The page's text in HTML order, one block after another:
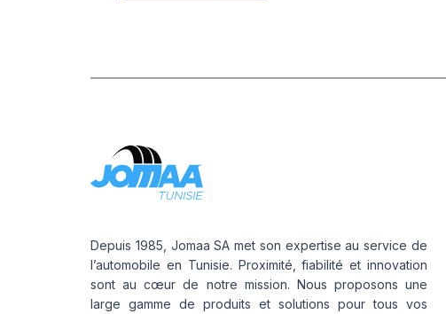
Depuis 1985, Jomaa SA met son expertise au service de
l’automobile en Tunisie. Proximité, fiabilité et innovation
sont au cœur de notre mission. Nous proposons une
large gamme de produits et solutions pour tous vos